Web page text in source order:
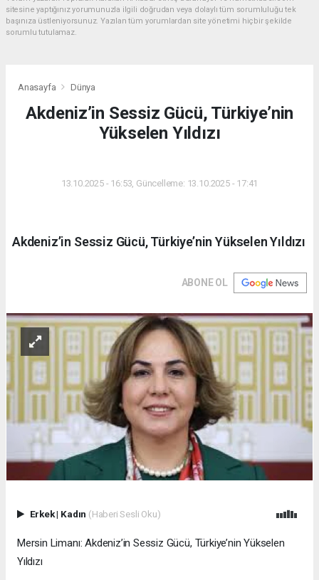
sitesine yaptığınız yorumunuzla ilgili doğrudan veya dolaylı tüm sorumluluğu tek
başınıza üstleniyorsunuz. Yazılan tüm yorumlardan site yönetimi hiçbir şekilde
sorumlu tutulamaz.
Anasayfa Dünya
Akdeniz’in Sessiz Gücü, Türkiye’nin
Yükselen Yıldızı
13.10.2025 - 16:53, Güncelleme: 13.10.2025 - 17:41
Akdeniz’in Sessiz Gücü, Türkiye’nin Yükselen Yıldızı
ABONE OL
Erkek| Kadın (Haberi Sesli Oku)
Mersin Limanı: Akdeniz’in Sessiz Gücü, Türkiye’nin Yükselen
Yıldızı